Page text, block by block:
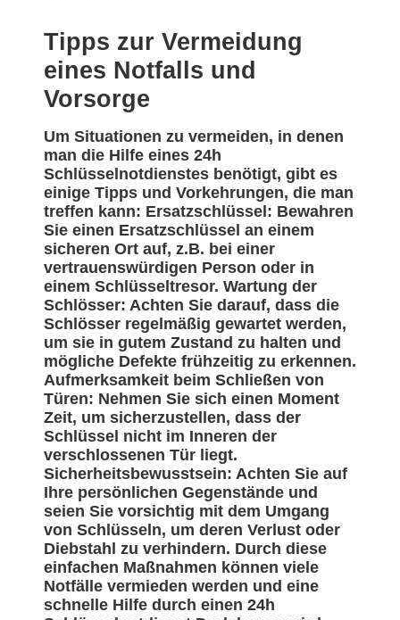
Tipps zur Vermeidung
eines Notfalls und
Vorsorge
Um Situationen zu vermeiden, in denen
man die Hilfe eines 24h
Schlüsselnotdienstes benötigt, gibt es
einige Tipps und Vorkehrungen, die man
treffen kann: Ersatzschlüssel: Bewahren
Sie einen Ersatzschlüssel an einem
sicheren Ort auf, z.B. bei einer
vertrauenswürdigen Person oder in
einem Schlüsseltresor. Wartung der
Schlösser: Achten Sie darauf, dass die
Schlösser regelmäßig gewartet werden,
um sie in gutem Zustand zu halten und
mögliche Defekte frühzeitig zu erkennen.
Aufmerksamkeit beim Schließen von
Türen: Nehmen Sie sich einen Moment
Zeit, um sicherzustellen, dass der
Schlüssel nicht im Inneren der
verschlossenen Tür liegt.
Sicherheitsbewusstsein: Achten Sie auf
Ihre persönlichen Gegenstände und
seien Sie vorsichtig mit dem Umgang
von Schlüsseln, um deren Verlust oder
Diebstahl zu verhindern. Durch diese
einfachen Maßnahmen können viele
Notfälle vermieden werden und eine
schnelle Hilfe durch einen 24h